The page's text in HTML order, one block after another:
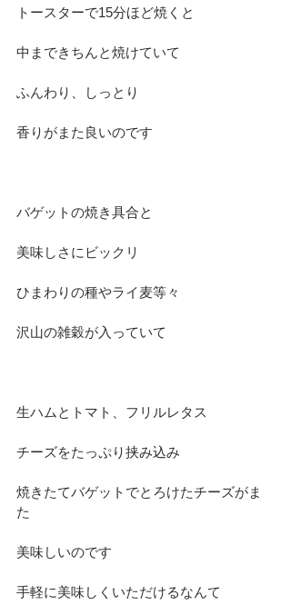
トースターで15分ほど焼くと
中まできちんと焼けていて
ふんわり、しっとり
香りがまた良いのです
バゲットの焼き具合と
美味しさにビックリ
ひまわりの種やライ麦等々
沢山の雑穀が入っていて
生ハムとトマト、フリルレタス
チーズをたっぷり挟み込み
焼きたてバゲットでとろけたチーズがま
た
美味しいのです
手軽に美味しくいただけるなんて